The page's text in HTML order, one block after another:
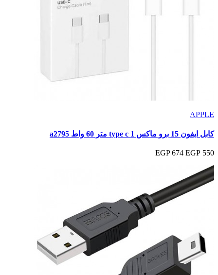
APPLE
كابل ايفون 15 برو ماكس type c 1 متر 60 واط a2795
550 EGP
674 EGP